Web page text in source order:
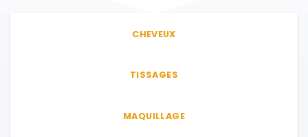
CHEVEUX
TISSAGES
MAQUILLAGE